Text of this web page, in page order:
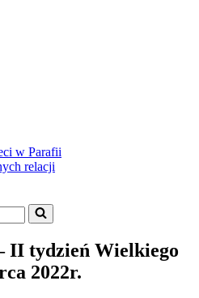
w Parafii
relacji
II tydzień Wielkiego
2022r.